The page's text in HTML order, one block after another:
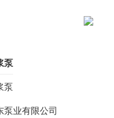
泵
泵
泵业有限公司